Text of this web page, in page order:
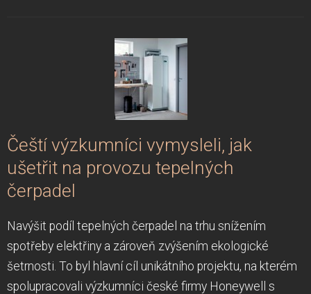
Čeští výzkumníci vymysleli, jak
ušetřit na provozu tepelných
čerpadel
Navýšit podíl tepelných čerpadel na trhu snížením
spotřeby elektřiny a zároveň zvýšením ekologické
šetrnosti. To byl hlavní cíl unikátního projektu, na kterém
spolupracovali výzkumníci české firmy Honeywell s